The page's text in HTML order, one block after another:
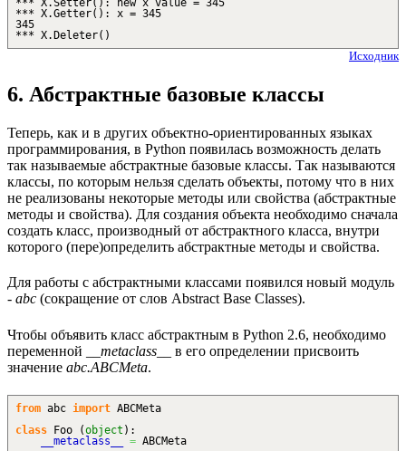
*** X.Setter(): new x value = 345
*** X.Getter(): x = 345
345
*** X.Deleter()
Исходник
6. Абстрактные базовые классы
Теперь, как и в других объектно-ориентированных языках
программирования, в Python появилась возможность делать
так называемые абстрактные базовые классы. Так называются
классы, по которым нельзя сделать объекты, потому что в них
не реализованы некоторые методы или свойства (абстрактные
методы и свойства). Для создания объекта необходимо сначала
создать класс, производный от абстрактного класса, внутри
которого (пере)определить абстрактные методы и свойства.
Для работы с абстрактными классами появился новый модуль
- abc (сокращение от слов Abstract Base Classes).
Чтобы объявить класс абстрактным в Python 2.6, необходимо
переменной
__metaclass__ в его определении присвоить
значение abc.ABCMeta.
from abc import ABCMeta
class Foo (object ) :
__metaclass__
= ABCMeta